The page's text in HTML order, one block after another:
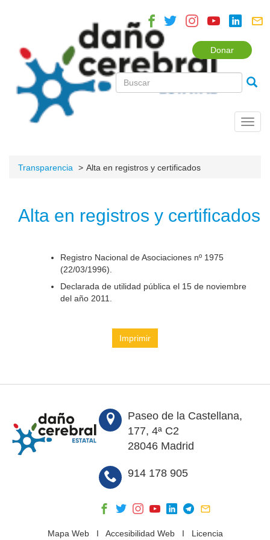
Donar
Transparencia Alta en registros y certificados
Alta en registros y certificados
Registro Nacional de Asociaciones nº 1975
(22/03/1996).
Declarada de utilidad pública el 15 de noviembre
del año 2011.
Imprimir
Paseo de la Castellana,
177, 4ª C2
28046 Madrid
914 178 905
Mapa WebI Accesibilidad WebI Licencia